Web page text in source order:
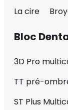
La cire
Bloc
3D Pro
TT pré-
ST Plus